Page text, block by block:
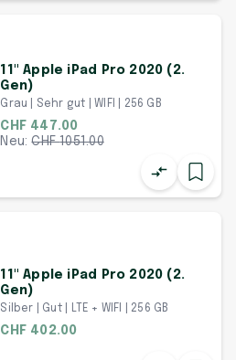
11" Apple iPad Pro 2020 (2.
Gen)
Grau | Sehr gut | WIFI | 256 GB
CHF 447.00
Neu:CHF1051.00
11" Apple iPad Pro 2020 (2.
Gen)
Silber | Gut | LTE + WIFI | 256 GB
CHF 402.00